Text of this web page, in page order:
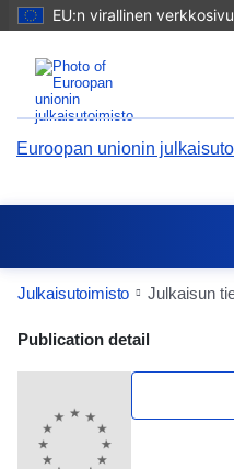
EU:n virallinen
Euroopan unionin
Julkaisutoimisto Julkaisun
Publication Detail
Publication detail